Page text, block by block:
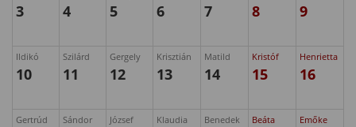
3 4 5 6 7 8 9
Ildikó
10
Szilárd
11
Gergely
12
Krisztián
13
Matild
14
Kristóf
15
Henrietta
16
Gertrúd Sándor József Klaudia Benedek Beáta Emőke